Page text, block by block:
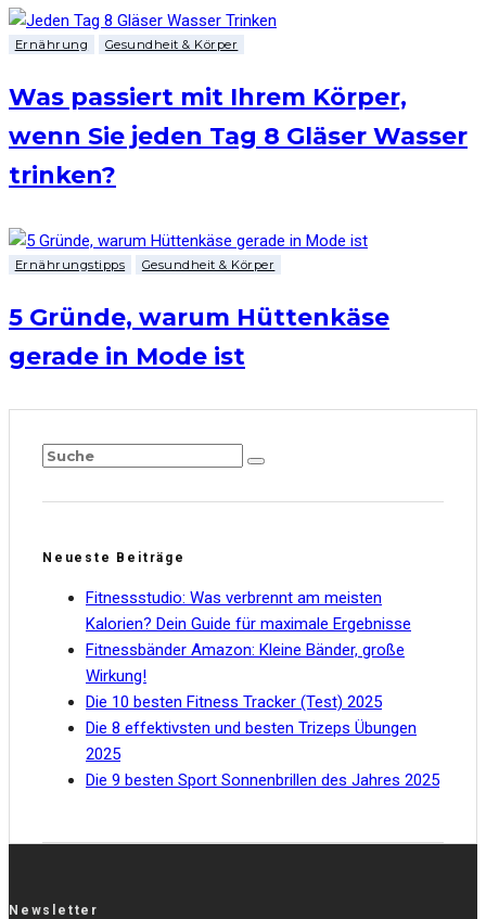
Ernährung Gesundheit & Körper
Was passiert mit Ihrem Körper,
wenn Sie jeden Tag 8 Gläser Wasser
trinken?
Ernährungstipps Gesundheit & Körper
5 Gründe, warum Hüttenkäse
gerade in Mode ist
Neueste Beiträge
Fitnessstudio: Was verbrennt am meisten
Kalorien? Dein Guide für maximale Ergebnisse
Fitnessbänder Amazon: Kleine Bänder, große
Wirkung!
Die 10 besten Fitness Tracker (Test) 2025
Die 8 effektivsten und besten Trizeps Übungen
2025
Die 9 besten Sport Sonnenbrillen des Jahres 2025
Newsletter